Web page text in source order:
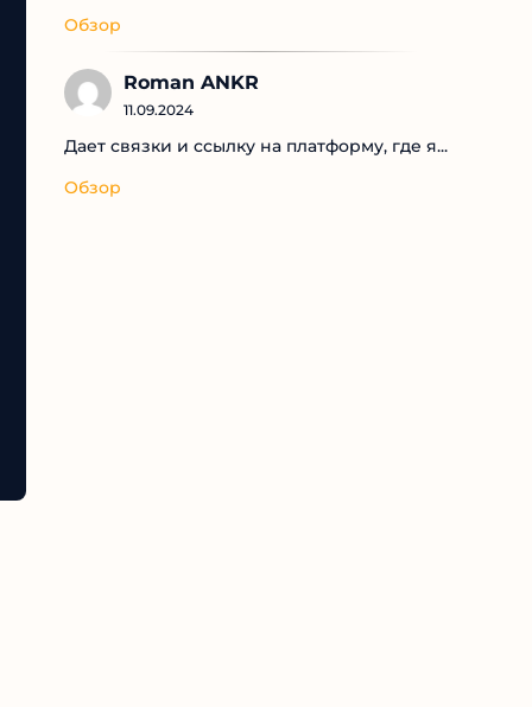
Обзор
Roman ANKR
11.09.2024
Дает связки и ссылку на платформу, где я...
Обзор